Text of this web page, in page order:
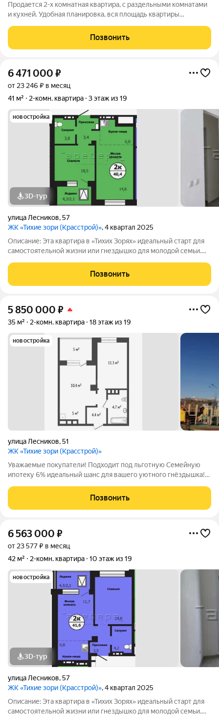
Продается 2-х комнатная квартира, с раздельными комнатами
и кухней. Удобная планировка, вся площадь квартиры
и лоджия. Косметический ремонт. Сан.узел полностью в
кафеле. Хорошие, новые
Позвонить
6 471 000 ₽
от 23 246 ₽ в месяц
41 м²
2-комн. квартира 3 этаж из 19
новостройка
3D-тур
улица Лесников,57
ЖК «Тихие зори (Красстрой)», 4 квартал 2025
Описание: Эта квартира в «Тихих Зорях» идеальный старт для
самостоятельной жизни или гнездышко для молодой семьи.
готовность к заезду и выгоду. Евро-планировка с
объединенной гостиной-кухней и
Позвонить
5 850 000 ₽
35 м² 2-комн. квартира 18 этаж из 19
новостройка
улица Лесников,51
ЖК «Тихие зори (Красстрой)»
Уважаемые покупатели! Подходит под льготную Семейную
ипотеку 6% идеальный шанс для вашего уютного гнёздышка!
Дом расположен в красивом месте - на набережной Енисея.
Отделка получистовая от
Позвонить
6 563 000 ₽
от 23 577 ₽ в месяц
42 м²
2-комн. квартира 10 этаж из 19
новостройка
3D-тур
улица Лесников,57
ЖК «Тихие зори (Красстрой)», 4 квартал 2025
Описание: Эта квартира в «Тихих Зорях» идеальный старт для
самостоятельной жизни или гнездышко для молодой семьи.